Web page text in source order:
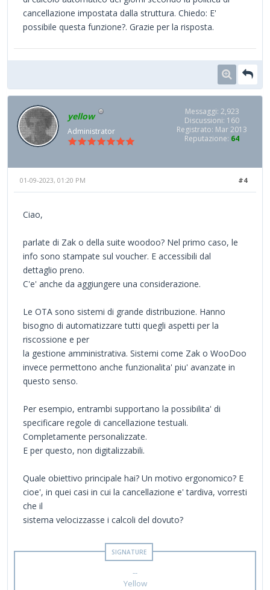
cancellazione impostata dalla struttura. Chiedo: E'
possibile questa funzione?. Grazie per la risposta.
yellow
Administrator
Messaggi: 2,923
Discussioni: 160
Registrato: Mar 2013
Reputazione: 64
#4
01-09-2023, 01:20 PM
Ciao,
parlate di Zak o della suite woodoo? Nel primo caso, le
info sono stampate sul voucher. E accessibili dal
dettaglio preno.
C'e' anche da aggiungere una considerazione.
Le OTA sono sistemi di grande distribuzione. Hanno
bisogno di automatizzare tutti quegli aspetti per la
riscossione e per
la gestione amministrativa. Sistemi come Zak o WooDoo
invece permettono anche funzionalita' piu' avanzate in
questo senso.
Per esempio, entrambi supportano la possibilita' di
specificare regole di cancellazione testuali.
Completamente personalizzate.
E per questo, non digitalizzabili.
Quale obiettivo principale hai? Un motivo ergonomico? E
cioe', in quei casi in cui la cancellazione e' tardiva, vorresti
che il
sistema velocizzasse i calcoli del dovuto?
--
Yellow